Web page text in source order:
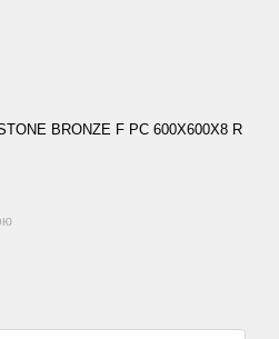
BRONZE F PC 600X600X8 R